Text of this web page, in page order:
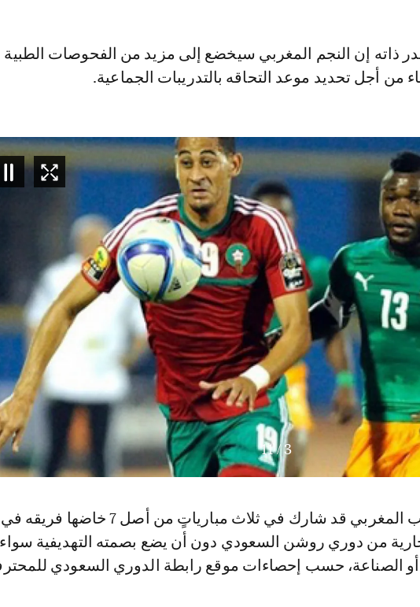
ذاته إن النجم المغربي سيخضع إلى مزيد من الفحوصات الطبية
من أجل تحديد موعد التحاقه بالتدريبات الجماعية.
3
/
11
وكان اللاعب المغربي قد شارك في ثلاث مبارياتٍ من أصل 7 خاضها فريقه في
من دوري روشن السعودي دون أن يضع بصمته التهديفية سواء
أو الصناعة، حسب إحصاءات موقع رابطة الدوري السعودي